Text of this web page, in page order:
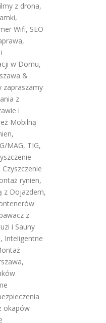
z drona,
,
Wifi, SEO
w Domu,
&
zapraszamy
z
i
Mobilną
,
MAG, TIG,
Czyszczenie
rynien,
z Dojazdem,
z
i Sauny
Inteligentne
,
okapów